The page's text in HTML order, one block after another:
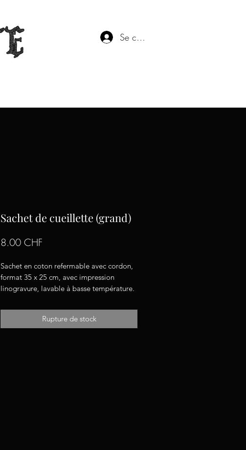
Se connecter
Sachet de cueillette (grand)
8.00 CHF
Sachet en coton refermable avec cordon,
format 35 x 25 cm, avec impression
linogravure, lavable à basse température.
Rupture de stock